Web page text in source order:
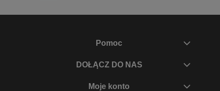
Pomoc
DOŁĄCZ DO NAS
Moje konto